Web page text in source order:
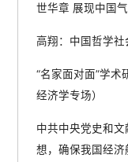
世华章 展现中国
高翔：中国哲学
“名家面对面”学
经济学专场）
中共中央党史和
想，确保我国经